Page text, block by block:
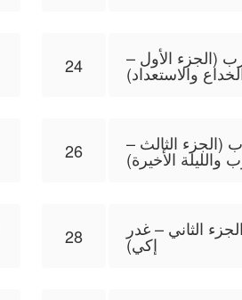
24 (الجزء الأول –
والاستعداد)
26 (الجزء الثالث –
الأخيرة)
28 الثاني – غدر
إكي)